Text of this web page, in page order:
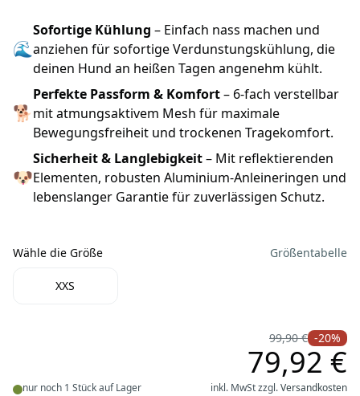
🌊
Sofortige Kühlung – Einfach nass machen und
anziehen für sofortige Verdunstungskühlung, die
deinen Hund an heißen Tagen angenehm kühlt.
🐕
Perfekte Passform & Komfort– 6-fach verstellbar
mit atmungsaktivem Mesh für maximale
Bewegungsfreiheit und trockenen Tragekomfort.
🐶
Sicherheit & Langlebigkeit– Mit reflektierenden
Elementen, robusten Aluminium-Anleineringen und
lebenslanger Garantie für zuverlässigen Schutz.
Wähle die Größe Größentabelle
XXS
nur noch 1 Stück auf Lager
99,90 € -20%
79,92 €
inkl. MwSt zzgl.Versandkosten